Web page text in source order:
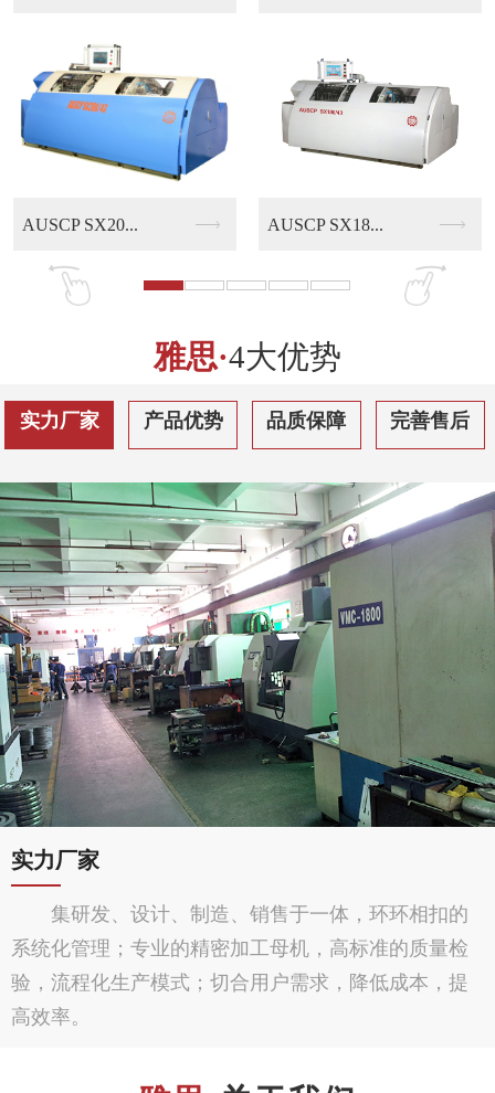
AUSCP SX18... AUSCP QS30...
雅思·4大优势
实力厂家 产品优势 品质保障 完善售后
实力厂家
集研发、设计、制造、销售于一体，环环相扣的
系统化管理；专业的精密加工母机，高标准的质量检
验，流程化生产模式；切合用户需求，降低成本，提
高效率。